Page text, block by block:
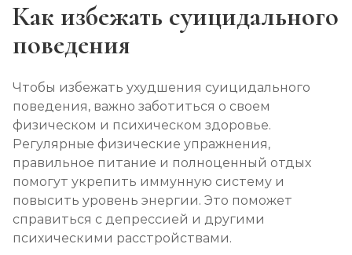
Как избежать суицидального
поведения
Чтобы избежать ухудшения суицидального
поведения, важно заботиться о своем
физическом и психическом здоровье.
Регулярные физические упражнения,
правильное питание и полноценный отдых
помогут укрепить иммунную систему и
повысить уровень энергии. Это поможет
справиться с депрессией и другими
психическими расстройствами.